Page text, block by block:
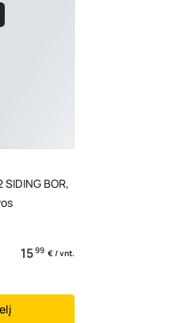
BOR,
1599 € / vnt.